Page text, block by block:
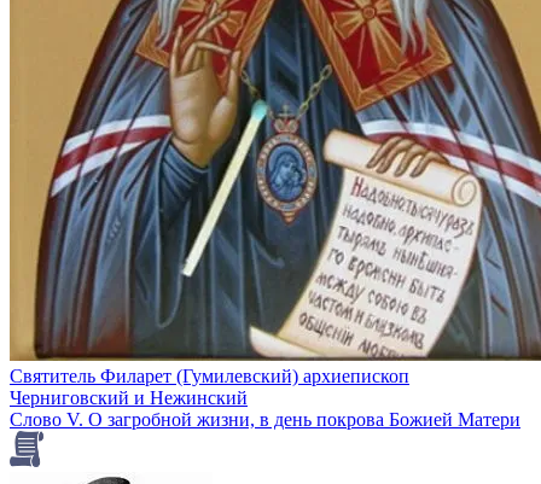
Святитель Филарет (Гумилевский) архиепископ
Черниговский и Нежинский
Слово V. О загробной жизни, в день покрова Божией Матери